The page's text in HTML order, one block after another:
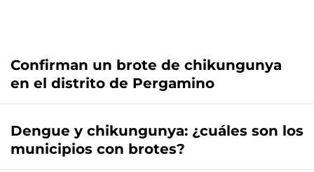
Confirman un brote de chikungunya
en el distrito de Pergamino
Dengue y chikungunya: ¿cuáles son los
municipios con brotes?